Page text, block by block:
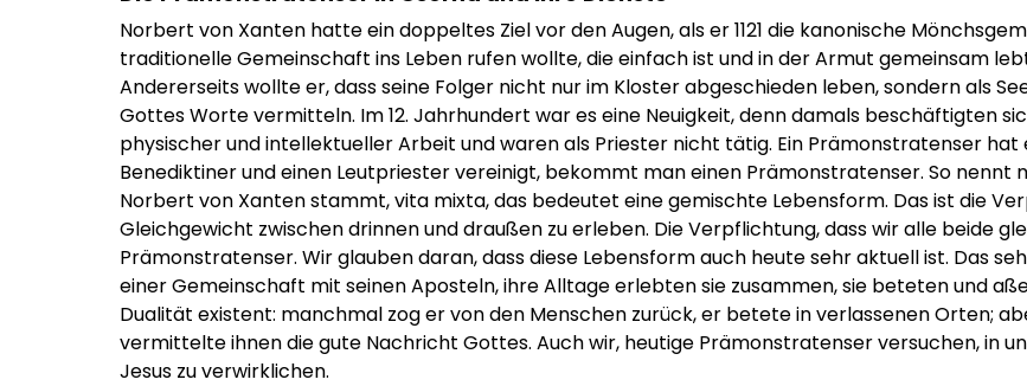
Norbert von Xanten hatte ein doppeltes Ziel vor den Augen, als er 1121 die kanonische
traditionelle Gemeinschaft ins Leben rufen wollte, die einfach ist und in der Armut gemeinsam
Andererseits wollte er, dass seine Folger nicht nur im Kloster abgeschieden leben, sondern als
Gottes Worte vermitteln. Im 12. Jahrhundert war es eine Neuigkeit, denn damals beschäftigten
physischer und intellektueller Arbeit und waren als Priester nicht tätig. Ein Prämonstratenser
Benediktiner und einen Leutpriester vereinigt, bekommt man einen Prämonstratenser. So nennt
Norbert von Xanten stammt, vita mixta, das bedeutet eine gemischte Lebensform. Das ist die
Gleichgewicht zwischen drinnen und draußen zu erleben. Die Verpflichtung, dass wir alle beide
Prämonstratenser. Wir glauben daran, dass diese Lebensform auch heute sehr aktuell ist. Das
einer Gemeinschaft mit seinen Aposteln, ihre Alltage erlebten sie zusammen, sie beteten und
Dualität existent: manchmal zog er von den Menschen zurück, er betete in verlassenen Orten;
vermittelte ihnen die gute Nachricht Gottes. Auch wir, heutige Prämonstratenser versuchen, in
Jesus zu verwirklichen.